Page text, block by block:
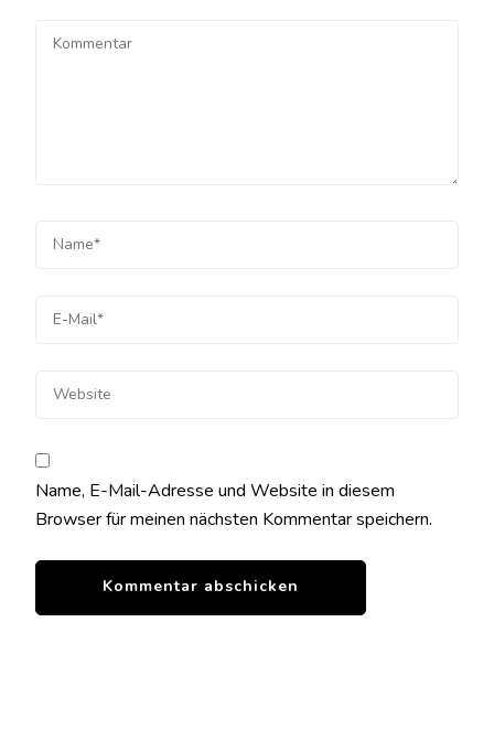
Name, E-Mail-Adresse und Website in diesem
Browser für meinen nächsten Kommentar speichern.